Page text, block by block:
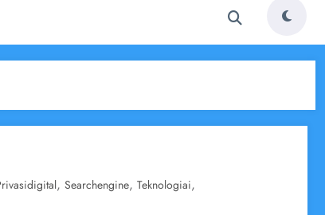
, Searchengine, Teknologiai,